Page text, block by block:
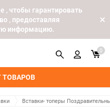
, чтобы гарантировать
, предоставляя
информацию.
ТОВАРОВ
0
Вставки- топеры